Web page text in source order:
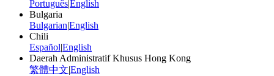
PortuguêsEnglish
Bulgaria
BulgarianEnglish
Chili
EspañolEnglish
Daerah Administratif Khusus Hong Kong
繁體中文 English